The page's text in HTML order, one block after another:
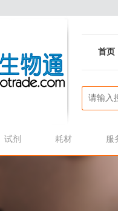
首页
试剂 耗材 服